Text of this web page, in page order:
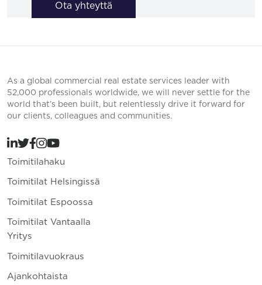
Ota yhteyttä
As a global commercial real estate services leader with
52,000 professionals worldwide, we will never settle for the
world that’s been built, but relentlessly drive it forward for
our clients, colleagues and communities.
Toimitilahaku
Toimitilat Helsingissä
Toimitilat Espoossa
Toimitilat Vantaalla
Yritys
Toimitilavuokraus
Ajankohtaista